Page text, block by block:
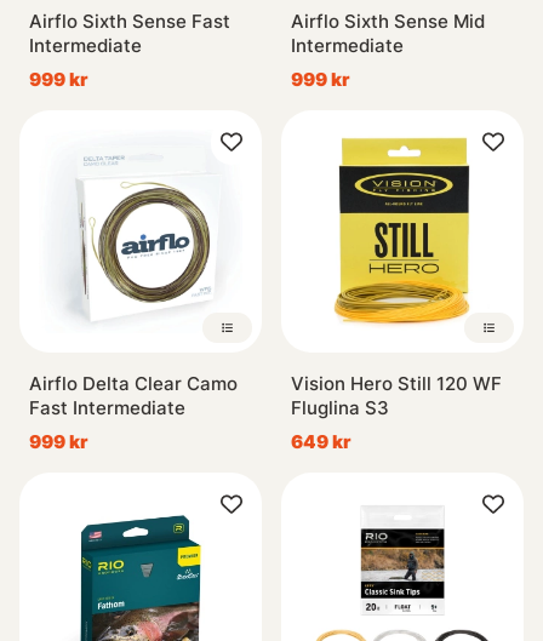
Airflo Sixth Sense Fast
Intermediate
999 kr
Airflo Sixth Sense Mid
Intermediate
999 kr
Airflo Delta Clear Camo
Fast Intermediate
999 kr
Vision Hero Still 120 WF
Fluglina S3
649 kr